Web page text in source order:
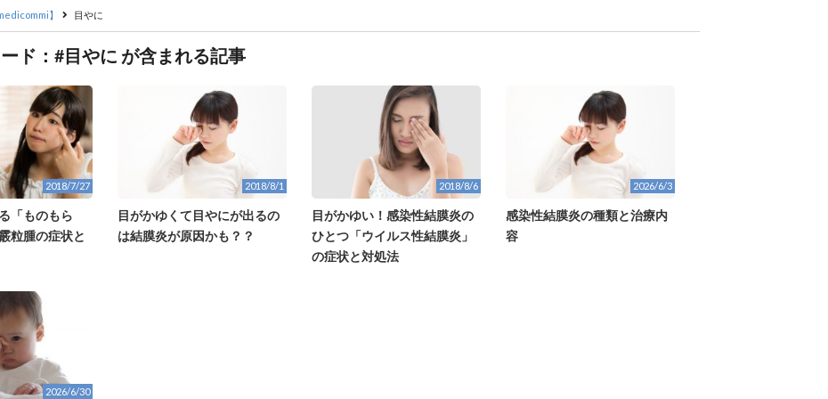
】 目やに
ド：#目やに が含まれる記事
2018/7/27
「ものもら
粒腫の症状と
2018/8/1
目がかゆくて目やにが出るの
は結膜炎が原因かも？？
2018/8/6
目がかゆい！感染性結膜炎の
ひとつ「ウイルス性結膜炎」
の症状と対処法
2026/6/3
感染性結膜炎の種類と治療内
容
2026/6/30